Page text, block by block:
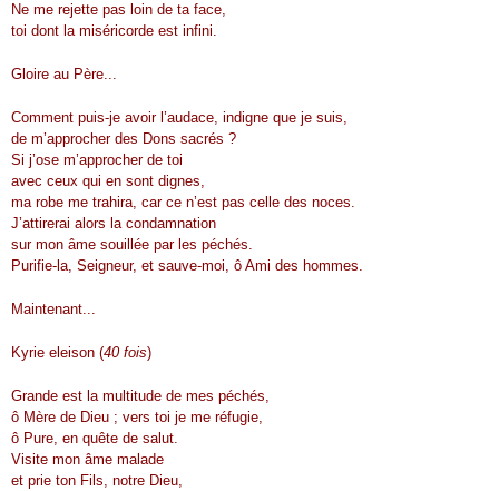
Ne me rejette pas loin de ta face,
toi dont la miséricorde est infini.
Gloire au Père...
Comment puis-je avoir l’audace, indigne que je suis,
de m’approcher des Dons sacrés ?
Si j’ose m’approcher de toi
avec ceux qui en sont dignes,
ma robe me trahira, car ce n’est pas celle des noces.
J’attirerai alors la condamnation
sur mon âme souillée par les péchés.
Purifie-la, Seigneur, et sauve-moi, ô Ami des hommes.
Maintenant...
Kyrie eleison (40 fois)
Grande est la multitude de mes péchés,
ô Mère de Dieu ; vers toi je me réfugie,
ô Pure, en quête de salut.
Visite mon âme malade
et prie ton Fils, notre Dieu,